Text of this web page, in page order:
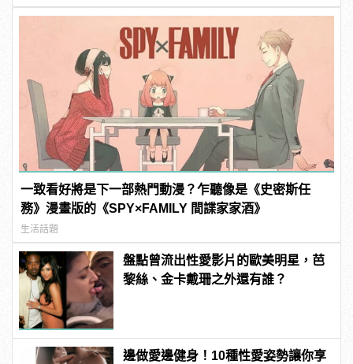
一致看好將是下一部熱門動漫？乍聽像是《史密斯任
務》漫畫版的《SPY×FAMILY 間諜家家酒》
生活話題
盤點曾流出性愛影片的歐美明星，芭
黎絲、金卡戴珊之外還有誰？
邊做愛邊健身！10種性愛姿勢讓你享